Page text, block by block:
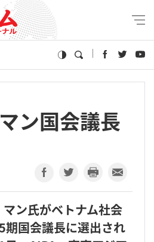
ン国会議長
ン氏がベトナム社会
期国会議長に選出され